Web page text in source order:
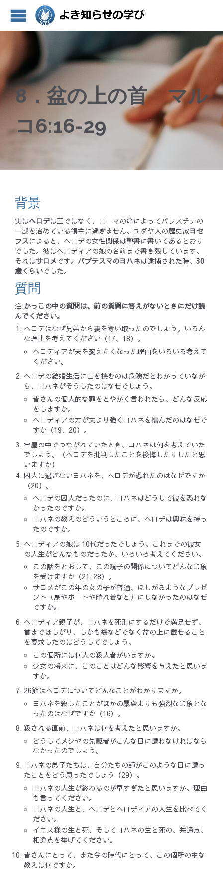
8．盆の上の首 マル
コ6:16-29
背景
実はヘロデは王ではなく、ローマの命によってパレスチナの
一部を治めている領主に過ぎません。ユダヤ人の歴史家ヨセ
フスによると、ヘロデの女性関係は聖書に書いてあるとおり
でした。彼はヘロディアの娘の名前まで書き残しています。
それはサロメです。 バプテスマのヨハネは逮捕された時、 30
歳くらいでした。
質問
注:かっこの中の質問は、前の質問に答えがないときにだけ読
んでください。
ヘロデはなぜ兄弟から妻を奪い取ったのでしょう。いろん
な理由を考えてください（17、18）。
ヘロディアが夫を変えたくなった理由をいろいろ考えて
ください。
ヘロデの結婚生活に口を挟むのは危険だとわかっていなが
ら、ヨハネがそうしたのはなぜでしょう。
皆さんの個人的な罪をとやかく言われたら、どんな反応
をしますか。
ヘロディアの方が夫より強くヨハネを憎んだのはなぜで
すか（19、20）。
牢屋の中でつながれていたとき、ヨハネは何を考えていた
でしょう。（ヘロデを批判したことを後悔したりしたと思
いますか）
囚人に過ぎないヨハネを、ヘロデが恐れたのはなぜですか
（20）。
ヘロデの囚人だったのに、ヨハネはどうして彼を恐れな
かったのですか。
ヨハネの教えのどういうところに、ヘロデは興味を持っ
たのですか。
ヘロディアの娘は 10代だったでしょう。これまでの彼女
の人生がどんなものだったか、いろいろ考えてください。
この話をとおして、この親子の関係についてどんな印象
を受けますか（21-28）。
サロメがこの年の女の子が普通、ほしがるようなプレゼ
ント（馬やボートや晴れ着など）にしなかったのはなぜ
ですか。
ヘロディア親子が、ヨハネを死刑にするだけで満足せず、
首までほしがり、しかも袋などでなく盆の上に載せること
を要求したのはどうしてでしょう。
この個所には何人の殺人者がいますか。
少女の将来に、このことはどんな影響を与えたと思いま
すか。
26節はヘロデについてどんなことがわかりますか。
ヨハネを殺したことがほかの暴虐よりも強烈な印象とな
ったのはなぜですか（16）。
殺される直前、ヨハネは何を考えたと思いますか。
どうしてメシヤの先駆者がこんな目に遭わなければなら
なかったのでしょう。
ヨハネの弟子たちは、自分たちの師がこのような目に遭っ
たことをどう思ったでしょう（29）。
ヨハネの人生が終わるのが早すぎたと思いますか。理由
も言ってください。
ヨハネの人生と、ヘロデとヘロディアの人生を比べてく
ださい。
イエス様の生と死、そしてヨハネの生と死の、共通点、
相違点を挙げてください。
皆さんにとって、また今の時代にとって、この個所の主な
教えは何ですか。